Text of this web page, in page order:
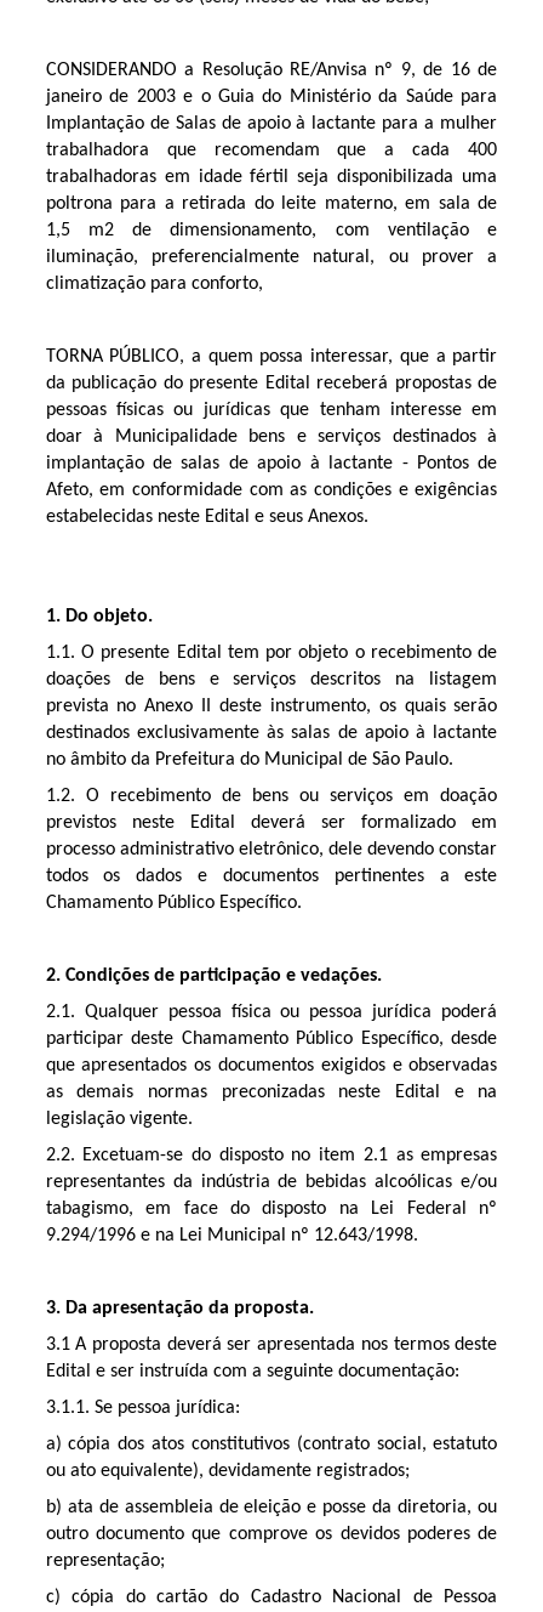
CONSIDERANDO a Resolução RE/Anvisa nº 9, de 16 de
janeiro de 2003 e o Guia do Ministério da Saúde para
Implantação de Salas de apoio à lactante para a mulher
trabalhadora que recomendam que a cada 400
trabalhadoras em idade fértil seja disponibilizada uma
poltrona para a retirada do leite materno, em sala de
1,5 m2 de dimensionamento, com ventilação e
iluminação, preferencialmente natural, ou prover a
climatização para conforto,
TORNA PÚBLICO, a quem possa interessar, que a partir
da publicação do presente Edital receberá propostas de
pessoas físicas ou jurídicas que tenham interesse em
doar à Municipalidade bens e serviços destinados à
implantação de salas de apoio à lactante - Pontos de
Afeto, em conformidade com as condições e exigências
estabelecidas neste Edital e seus Anexos.
1. Do objeto.
1.1. O presente Edital tem por objeto o recebimento de
doações de bens e serviços descritos na listagem
prevista no Anexo II deste instrumento, os quais serão
destinados exclusivamente às salas de apoio à lactante
no âmbito da Prefeitura do Municipal de São Paulo.
1.2. O recebimento de bens ou serviços em doação
previstos neste Edital deverá ser formalizado em
processo administrativo eletrônico, dele devendo constar
todos os dados e documentos pertinentes a este
Chamamento Público Específico.
2. Condições de participação e vedações.
2.1. Qualquer pessoa física ou pessoa jurídica poderá
participar deste Chamamento Público Específico, desde
que apresentados os documentos exigidos e observadas
as demais normas preconizadas neste Edital e na
legislação vigente.
2.2. Excetuam-se do disposto no item 2.1 as empresas
representantes da indústria de bebidas alcoólicas e/ou
tabagismo, em face do disposto na Lei Federal nº
9.294/1996 e na Lei Municipal nº 12.643/1998.
3. Da apresentação da proposta.
3.1 A proposta deverá ser apresentada nos termos deste
Edital e ser instruída com a seguinte documentação:
3.1.1. Se pessoa jurídica:
a) cópia dos atos constitutivos (contrato social, estatuto
ou ato equivalente), devidamente registrados;
b) ata de assembleia de eleição e posse da diretoria, ou
outro documento que comprove os devidos poderes de
representação;
c) cópia do cartão do Cadastro Nacional de Pessoa